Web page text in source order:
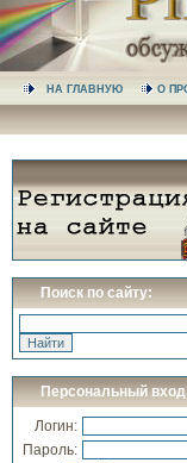
НА ГЛАВНУЮ О
Поиск по сайту:
Персональный вход
Логин:
Пароль: